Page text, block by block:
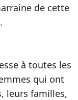
de cette
à toutes les
qui ont
leurs familles,